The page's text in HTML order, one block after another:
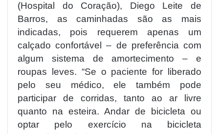
(Hospital do Coração), Diego Leite de
Barros, as caminhadas são as mais
indicadas, pois requerem apenas um
calçado confortável – de preferência com
algum sistema de amortecimento – e
roupas leves. “Se o paciente for liberado
pelo seu médico, ele também pode
participar de corridas, tanto ao ar livre
quanto na esteira. Andar de bicicleta ou
optar pelo exercício na bicicleta